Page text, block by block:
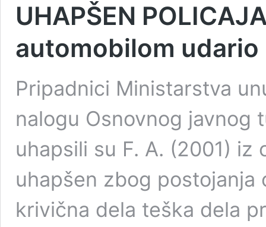
UHAPŠEN
automobilom udario
Pripadnici Ministarstva
nalogu Osnovnog javnog
uhapsili su F. A. (2001) iz
uhapšen zbog postojanja
krivična dela teška dela